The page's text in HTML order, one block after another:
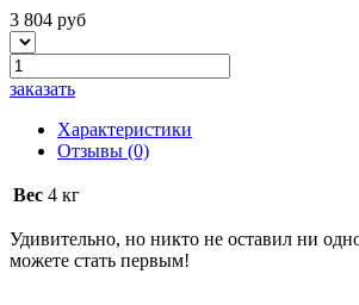
3 804 руб
заказать
Характеристики
Отзывы (0)
Вес 4 кг
Удивительно, но никто не оставил ни
можете стать первым!